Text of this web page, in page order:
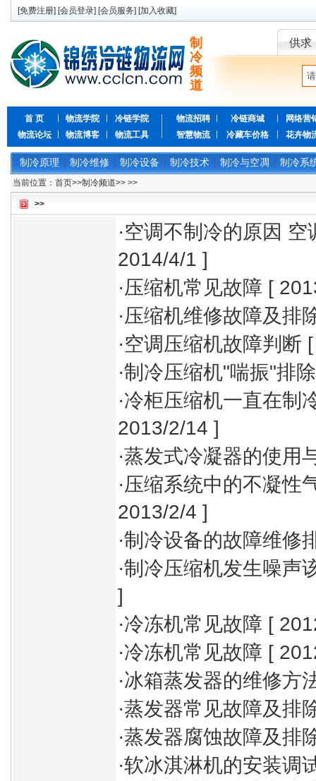
[免费注册] [会员登录] [会员服务] [加入收藏]
制
冷
频
道
供求
首 页 物流学院
冷链学院
物流论坛
物流博客 物流工具
物流招聘 冷链商城
网络营
智慧物流
冷藏车价格 花卉物
制冷原理 制冷维修 制冷设备 制冷技术 制冷与空凋 制冷系
当前位置： 首页>>制冷频道>> >>
>>
·空调不制冷的原因 空
2014/4/1 ]
·压缩机常见故障 [
·压缩机维修故障及排
·空调压缩机故障判断
·制冷压缩机"喘振"排
·冷柜压缩机一直在制
2013/2/14 ]
·蒸发式冷凝器的使用
·压缩系统中的不凝性
2013/2/4 ]
·制冷设备的故障维修
·制冷压缩机发生噪声
]
·冷冻机常见故障 [
·冷冻机常见故障 [
·冰箱蒸发器的维修方
·蒸发器常见故障及排
·蒸发器腐蚀故障及排
·软冰淇淋机的安装调